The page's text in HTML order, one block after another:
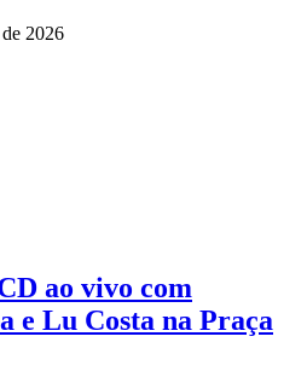
2026
ao vivo com
e Lu Costa na Praça